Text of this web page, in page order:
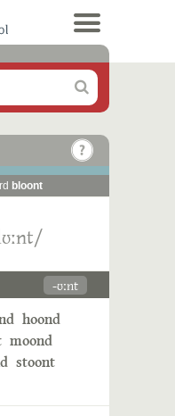
bloont
-ʊːnt
hoond
moond
stoont